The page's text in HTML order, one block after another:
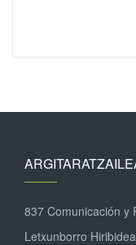
837 Comunicación y
Letxunborro